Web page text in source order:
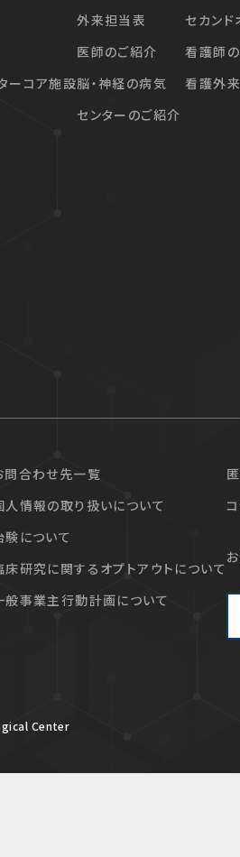
ーコア施設
外来担当表
医師のご紹介
脳・神経の病気
センターのご紹介
セカンド
看護師
看護外
問合わせ先一覧
人情報の取り扱いについて
験について
床研究に関するオプトアウトについて
般事業主行動計画について
Center